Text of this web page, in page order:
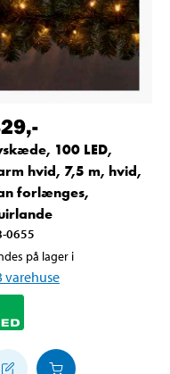
,-
100 LED,
hvid, 7,5 m, hvid,
forlænges,
0655
på lager i
varehuse